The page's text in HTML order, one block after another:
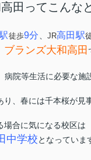
田ってこんな
徒歩9分 JR高田駅
ブランズ大和高田
病院等生活に必要な施
り、春には千本桜が見
場合に気になる校区は
中学校となっていま